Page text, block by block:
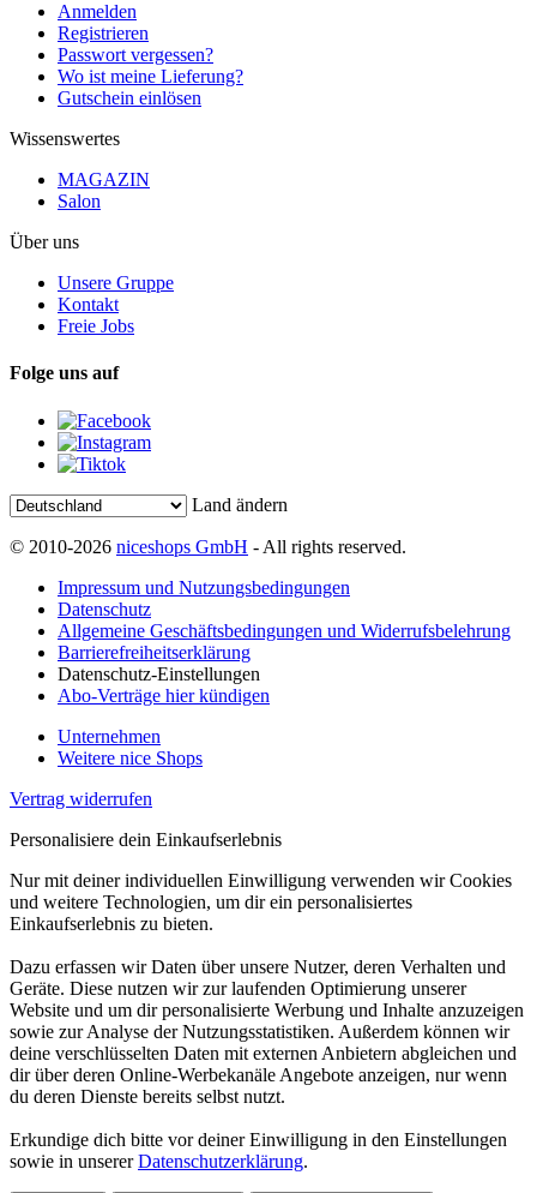
Anmelden
Registrieren
Passwort vergessen?
Wo ist meine Lieferung?
Gutschein einlösen
Wissenswertes
MAGAZIN
Salon
Über uns
Unsere Gruppe
Kontakt
Freie Jobs
Folge uns auf
Land ändern
© 2010-2026 niceshops GmbH - All rights reserved.
Impressum und Nutzungsbedingungen
Datenschutz
Allgemeine Geschäftsbedingungen und Widerrufsbelehrung
Barrierefreiheitserklärung
Datenschutz-Einstellungen
Abo-Verträge hier kündigen
Unternehmen
Weitere nice Shops
Vertrag widerrufen
Personalisiere dein Einkaufserlebnis
Nur mit deiner individuellen Einwilligung verwenden wir Cookies
und weitere Technologien, um dir ein personalisiertes
Einkaufserlebnis zu bieten.
Dazu erfassen wir Daten über unsere Nutzer, deren Verhalten und
Geräte. Diese nutzen wir zur laufenden Optimierung unserer
Website und um dir personalisierte Werbung und Inhalte anzuzeigen
sowie zur Analyse der Nutzungsstatistiken. Außerdem können wir
deine verschlüsselten Daten mit externen Anbietern abgleichen und
dir über deren Online-Werbekanäle Angebote anzeigen, nur wenn
du deren Dienste bereits selbst nutzt.
Erkundige dich bitte vor deiner Einwilligung in den Einstellungen
sowie in unsererDatenschutzerklärung.